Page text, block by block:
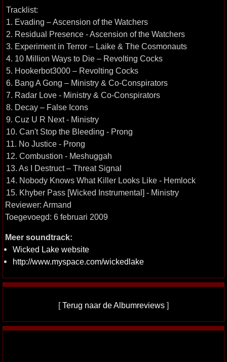
Tracklist:
1. Evading – Ascension of the Watchers
2. Residual Presence - Ascension of the Watchers
3. Experiment in Terror – Laike & The Cosmonauts
4. 10 Million Ways to Die – Revolting Cocks
5. Hookerbot3000 – Revolting Cocks
6. Bang A Gong – Ministry & Co-Conspirators
7. Radar Love - Ministry & Co-Conspirators
8. Decay – False Icons
9. Cuz U R Next - Ministry
10. Can't Stop the Bleeding - Prong
11. No Justice - Prong
12. Combustion - Meshuggah
13. As I Destruct – Threat Signal
14. Nobody Knows What Killer Looks Like - Hemlock
15. Khyber Pass [Wicked Instrumental] - Ministry
Reviewer: Armand
Toegevoegd: 6 februari 2009
Meer soundtrack:
Wicked Lake website
http://www.myspace.com/wickedlake
[Terug naar de Albumreviews ]